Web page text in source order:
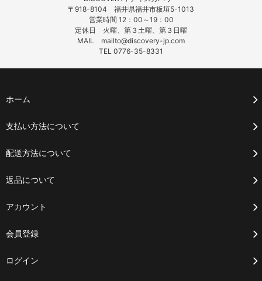
〒918-8104 福井県福井市板垣5-1013
営業時間 12：00～19：00
定休日 火曜、第３土曜、第３日曜
MAIL mailto@discovery-jp.com
TEL 0776-35-8331
ホーム
支払い方法について
配送方法について
返品について
アカウント
会員登録
ログイン